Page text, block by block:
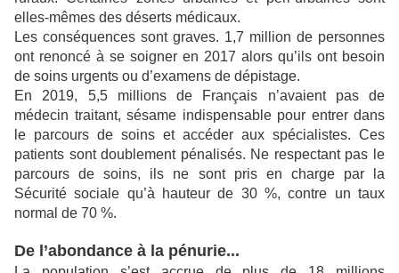
elles-mêmes des déserts médicaux.
Les conséquences sont graves. 1,7 million de personnes
ont renoncé à se soigner en 2017 alors qu’ils ont besoin
de soins urgents ou d’examens de dépistage.
En 2019, 5,5 millions de Français n’avaient pas de
médecin traitant, sésame indispensable pour entrer dans
le parcours de soins et accéder aux spécialistes. Ces
patients sont doublement pénalisés. Ne respectant pas le
parcours de soins, ils ne sont pris en charge par la
Sécurité sociale qu’à hauteur de 30 %, contre un taux
normal de 70 %.
De l’abondance à la pénurie...